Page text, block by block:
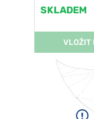
SKLADEM
VLOŽIT